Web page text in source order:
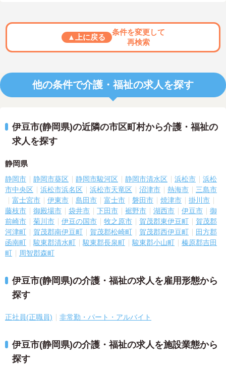
▲上に戻る
条件を変更して
再検索
他の条件で介護・福祉の求人を探す
伊豆市(静岡県)の近隣の市区町村から介護・福祉の
求人を探す
静岡県
静岡市 静岡市葵区 静岡市駿河区 静岡市清水区 浜松市
浜松
市中央区
浜松市浜名区 浜松市天竜区 沼津市 熱海市
三島市
富士宮市
伊東市 島田市 富士市 磐田市 焼津市
掛川市
藤枝市
御殿場市 袋井市 下田市 裾野市 湖西市 伊豆市
御
前崎市
菊川市 伊豆の国市 牧之原市 賀茂郡東伊豆町
賀茂郡
河津町
賀茂郡南伊豆町 賀茂郡松崎町 賀茂郡西伊豆町
田方郡
函南町
駿東郡清水町 駿東郡長泉町 駿東郡小山町
榛原郡吉田
町
周智郡森町
伊豆市(静岡県)の介護・福祉の求人を雇用形態から
探す
正社員(正職員) 非常勤・パート・アルバイト
伊豆市(静岡県)の介護・福祉の求人を施設業態から
探す